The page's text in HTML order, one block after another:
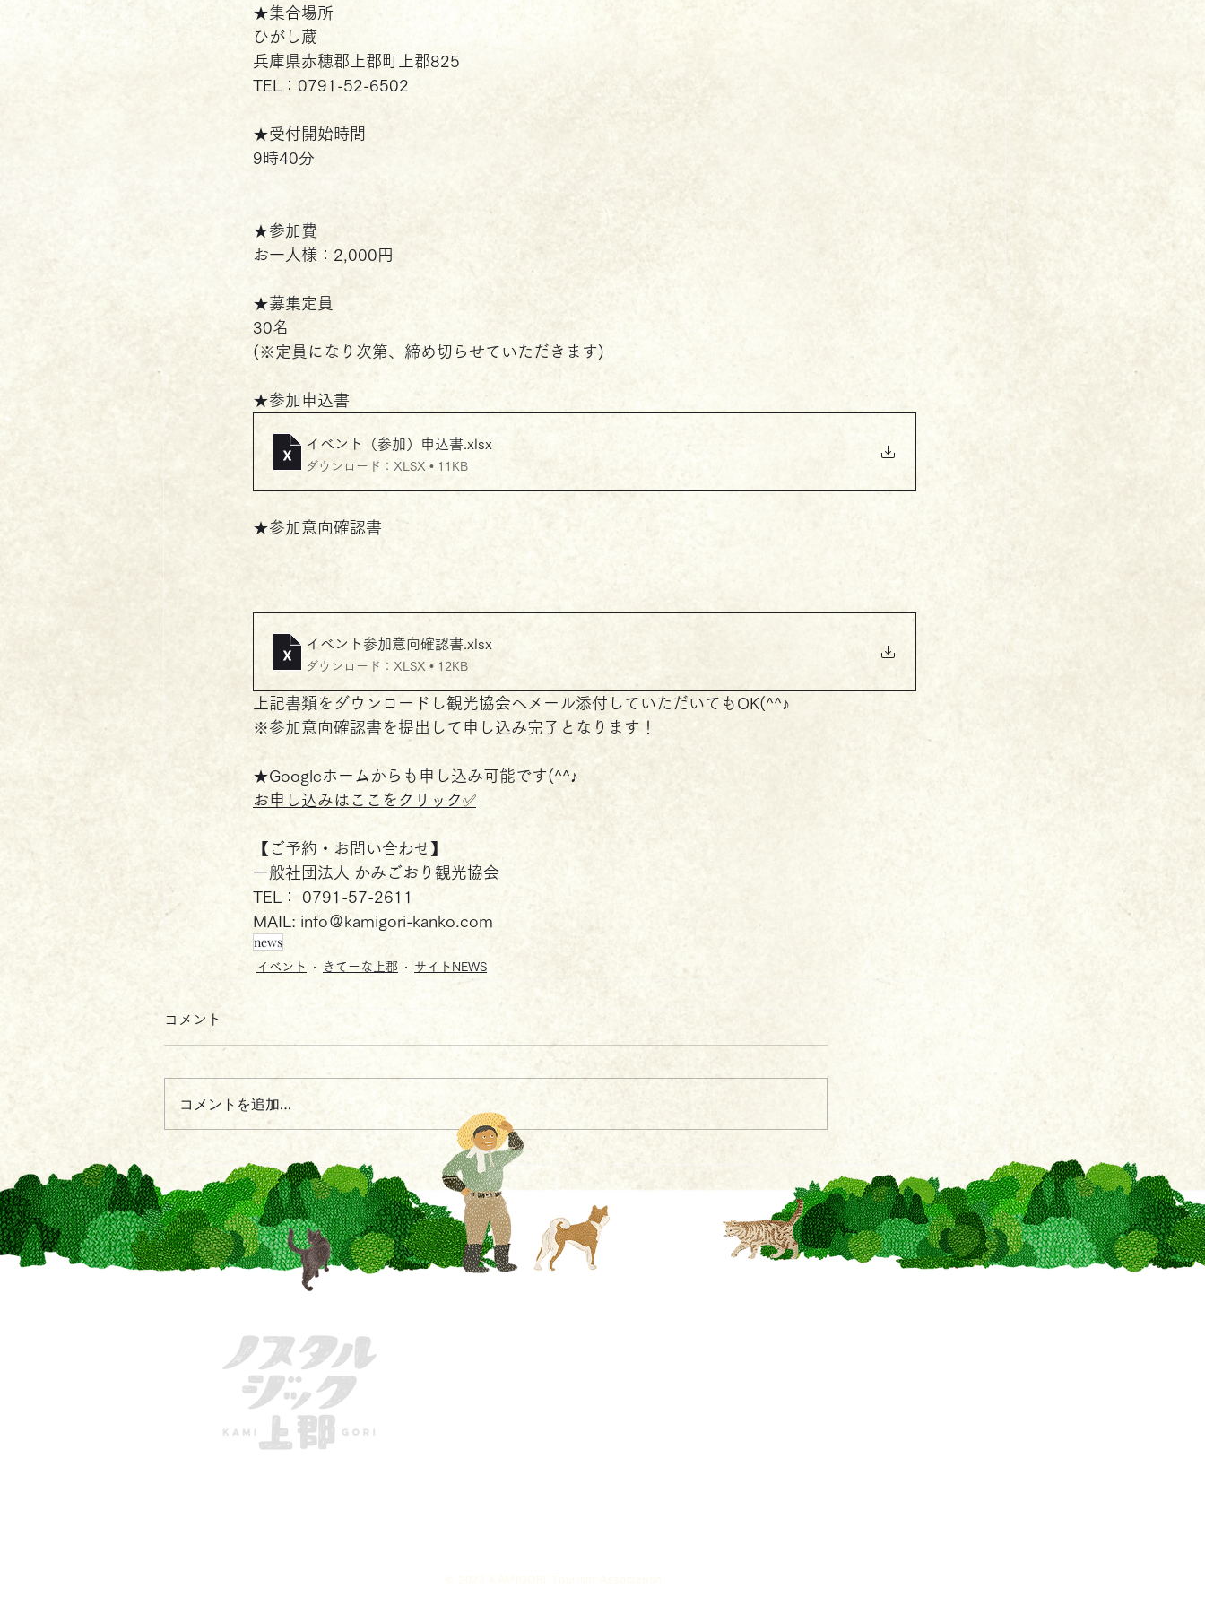
★集合場所
ひがし蔵
兵庫県赤穂郡上郡町上郡825
TEL：0791-52-6502
★受付開始時間
9時40分
★参加費
お一人様：2,000円
★募集定員
30名
(※定員になり次第、締め切らせていただきます)
★参加申込書
イベント（参加）申込書.xlsx
ダウンロード：XLSX • 11KB
★参加意向確認書
イベント参加意向確認書.xlsx
ダウンロード：XLSX • 12KB
上記書類をダウンロードし観光協会へメール添付していただいてもOK(^^♪
※参加意向確認書を提出して申し込み完了となります！
★Googleホームからも申し込み可能です(^^♪
お申し込みはここをクリック✅
【ご予約・お問い合わせ】
一般社団法人 かみごおり観光協会
TEL： 0791-57-2611
MAIL: info＠kamigori-kanko.com
news
イベント きてーな上郡 サイトNEWS
コメント
コメントを追加…